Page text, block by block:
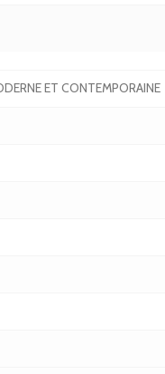
ET CONTEMPORAINE